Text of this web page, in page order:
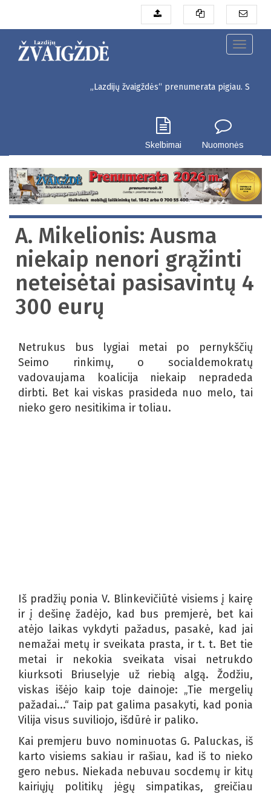
pagrindinį
Toggle
„Lazdijų žvaigždės“ prenumerata pigiau. Seinų g. 3,
Skelbimai Nuomonės
A. Mikelionis: Ausma
niekaip nenori grąžinti
neteisėtai pasisavintų 4
300 eurų
Netrukus bus lygiai metai po pernykščių
Seimo rinkimų, o socialdemokratų
vadovaujama koalicija niekaip nepradeda
dirbti. Bet kai viskas prasideda nuo melo, tai
nieko gero nesitikima ir toliau.
Iš pradžių ponia V. Blinkevičiūtė visiems į kairę
ir į dešinę žadėjo, kad bus premjerė, bet kai
atėjo laikas vykdyti pažadus, pasakė, kad jai
nemažai metų ir sveikata prasta, ir t. t. Bet tie
metai ir nekokia sveikata visai netrukdo
kiurksoti Briuselyje už riebią algą. Žodžiu,
viskas išėjo kaip toje dainoje: „Tie mergelių
pažadai...“ Taip pat galima pasakyti, kad ponia
Vilija visus suviliojo, išdūrė ir paliko.
Kai premjeru buvo nominuotas G. Paluckas, iš
karto visiems sakiau ir rašiau, kad iš to nieko
gero nebus. Niekada nebuvau socdemų ir kitų
kairiųjų politikų jėgų simpatikas, greičiau